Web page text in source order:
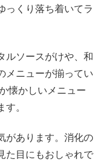
っくり落ち着いてラ
ルソースがけや、和
メニューが揃ってい
懐かしいメニュー
。
があります。消化の
た目にもおしゃれで